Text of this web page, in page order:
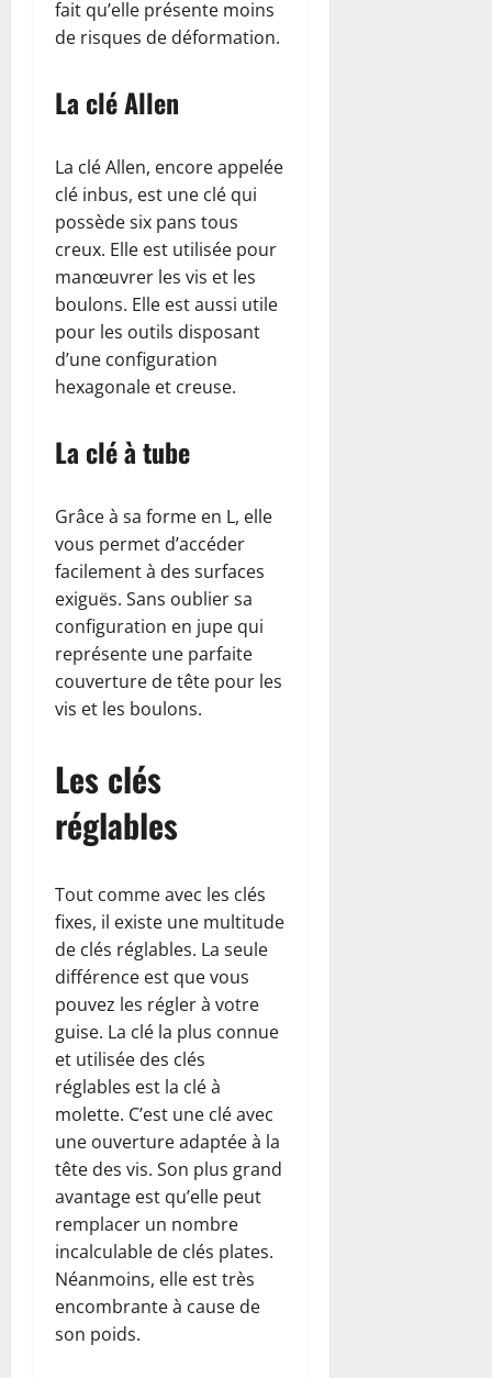
fait qu’elle présente moins
de risques de déformation.
La clé Allen
La clé Allen, encore appelée
clé inbus, est une clé qui
possède six pans tous
creux. Elle est utilisée pour
manœuvrer les vis et les
boulons. Elle est aussi utile
pour les outils disposant
d’une configuration
hexagonale et creuse.
La clé à tube
Grâce à sa forme en L, elle
vous permet d’accéder
facilement à des surfaces
exiguës. Sans oublier sa
configuration en jupe qui
représente une parfaite
couverture de tête pour les
vis et les boulons.
Les clés
réglables
Tout comme avec les clés
fixes, il existe une multitude
de clés réglables. La seule
différence est que vous
pouvez les régler à votre
guise. La clé la plus connue
et utilisée des clés
réglables est la clé à
molette. C’est une clé avec
une ouverture adaptée à la
tête des vis. Son plus grand
avantage est qu’elle peut
remplacer un nombre
incalculable de clés plates.
Néanmoins, elle est très
encombrante à cause de
son poids.